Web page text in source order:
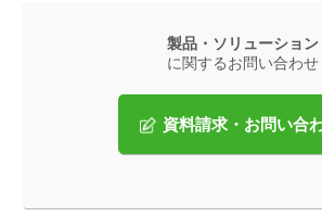
製品・ソリューション
に関するお問い合わせ
資料請求・お問い合